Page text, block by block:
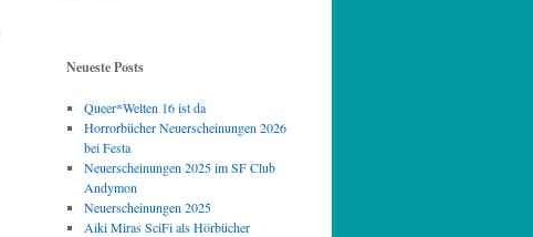
Neueste Posts
Queer*Welten 16 ist da
Horrorbücher Neuerscheinungen 2026
bei Festa
Neuerscheinungen 2025 im SF Club
Andymon
Neuerscheinungen 2025
Aiki Miras SciFi als Hörbücher